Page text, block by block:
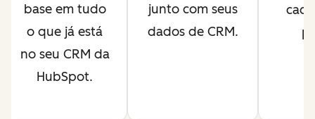
base em tudo
o que já está
no seu CRM da
HubSpot.
junto com seus
dados de CRM.